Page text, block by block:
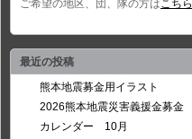
ご希望の地区、団、隊の方はこちら
最近の投稿
熊本地震募金用イラスト
2026熊本地震災害義援金募金
カレンダー 10月